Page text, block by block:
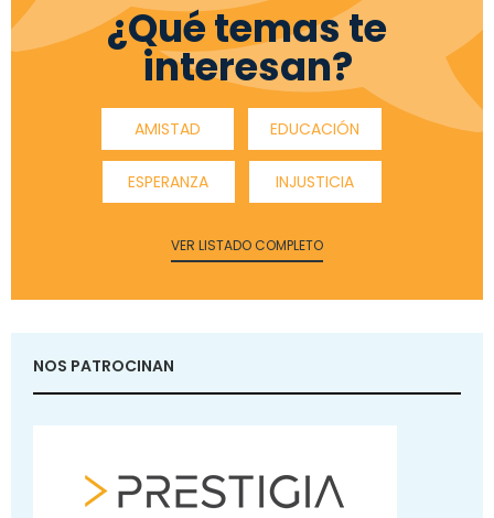
¿Qué temas te
interesan?
AMISTAD EDUCACIÓN
ESPERANZA INJUSTICIA
VER LISTADO COMPLETO
NOS PATROCINAN